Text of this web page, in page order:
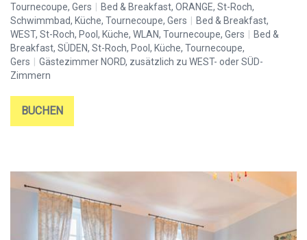
Tournecoupe, Gers
Bed & Breakfast, ORANGE, St-Roch,
Schwimmbad, Küche, Tournecoupe, Gers
Bed & Breakfast,
WEST, St-Roch, Pool, Küche, WLAN, Tournecoupe, Gers
Bed &
Breakfast, SÜDEN, St-Roch, Pool, Küche, Tournecoupe,
Gers
Gästezimmer NORD, zusätzlich zu WEST- oder SÜD-
Zimmern
BUCHEN